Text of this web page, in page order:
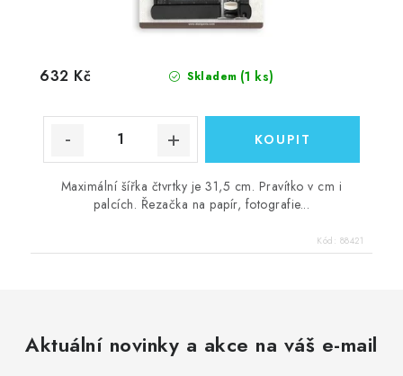
Skladem (1 ks)
632 Kč
Maximální šířka čtvrtky je 31,5 cm. Pravítko v cm i
palcích. Řezačka na papír, fotografie...
Kód: 88421
Aktuální novinky a akce na váš e-mail